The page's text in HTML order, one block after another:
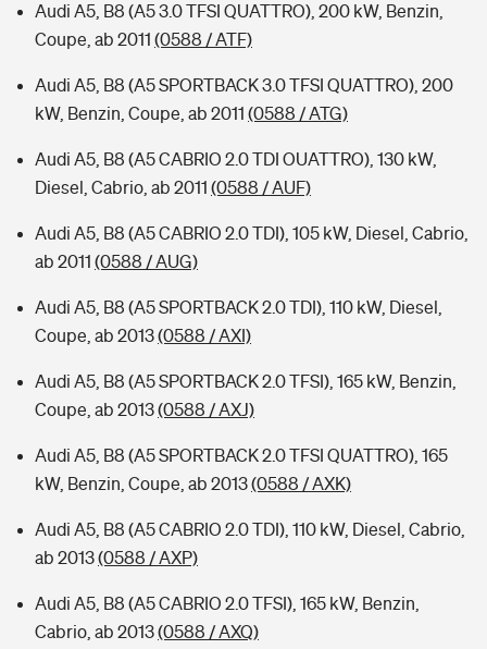
Audi A5, B8 (A5 3.0 TFSI QUATTRO), 200 kW, Benzin,
Coupe, ab 2011 (0588 / ATF)
Audi A5, B8 (A5 SPORTBACK 3.0 TFSI QUATTRO), 200
kW, Benzin, Coupe, ab 2011 (0588 / ATG)
Audi A5, B8 (A5 CABRIO 2.0 TDI OUATTRO), 130 kW,
Diesel, Cabrio, ab 2011 (0588 / AUF)
Audi A5, B8 (A5 CABRIO 2.0 TDI), 105 kW, Diesel, Cabrio,
ab 2011 (0588 / AUG)
Audi A5, B8 (A5 SPORTBACK 2.0 TDI), 110 kW, Diesel,
Coupe, ab 2013(0588 / AXI)
Audi A5, B8 (A5 SPORTBACK 2.0 TFSI), 165 kW, Benzin,
Coupe, ab 2013(0588 / AXJ)
Audi A5, B8 (A5 SPORTBACK 2.0 TFSI QUATTRO), 165
kW, Benzin, Coupe, ab 2013(0588 / AXK)
Audi A5, B8 (A5 CABRIO 2.0 TDI), 110 kW, Diesel, Cabrio,
ab 2013(0588 / AXP)
Audi A5, B8 (A5 CABRIO 2.0 TFSI), 165 kW, Benzin,
Cabrio, ab 2013(0588 / AXQ)